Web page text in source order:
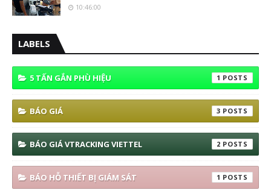
10:46:00
LABELS
5 TẤN GẮN PHÙ HIỆU 1
BÁO GIÁ 3
BÁO GIÁ VTRACKING VIETTEL 2
BÁO HỖ THIẾT BỊ GIÁM SÁT 1